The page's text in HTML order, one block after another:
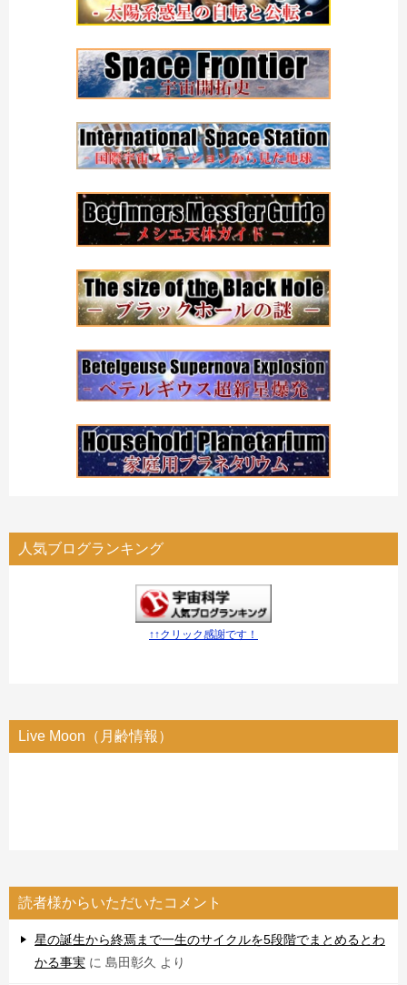
人気ブログランキング
↑↑クリック感謝です！
Live Moon（月齢情報）
読者様からいただいたコメント
星の誕生から終焉まで一生のサイクルを5段階でまとめるとわ
かる事実 に 島田彰久 より